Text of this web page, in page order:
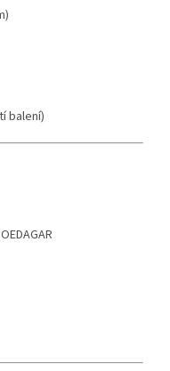
balení)